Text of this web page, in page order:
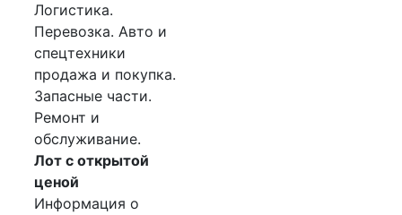
Логистика.
Перевозка. Авто и
спецтехники
продажа и покупка.
Запасные части.
Ремонт и
обслуживание.
Лот с открытой
ценой
Информация о